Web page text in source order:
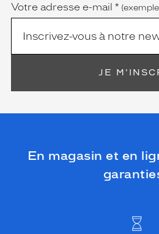
Votre adresse e-mail *
JE
En magasin et en